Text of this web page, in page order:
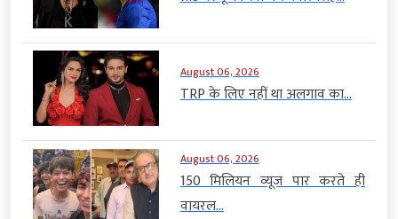
August 06, 2026
TRP के लिए नहीं था अलगाव का...
August 06, 2026
150 मिलियन व्यूज पार करते ही
वायरल...